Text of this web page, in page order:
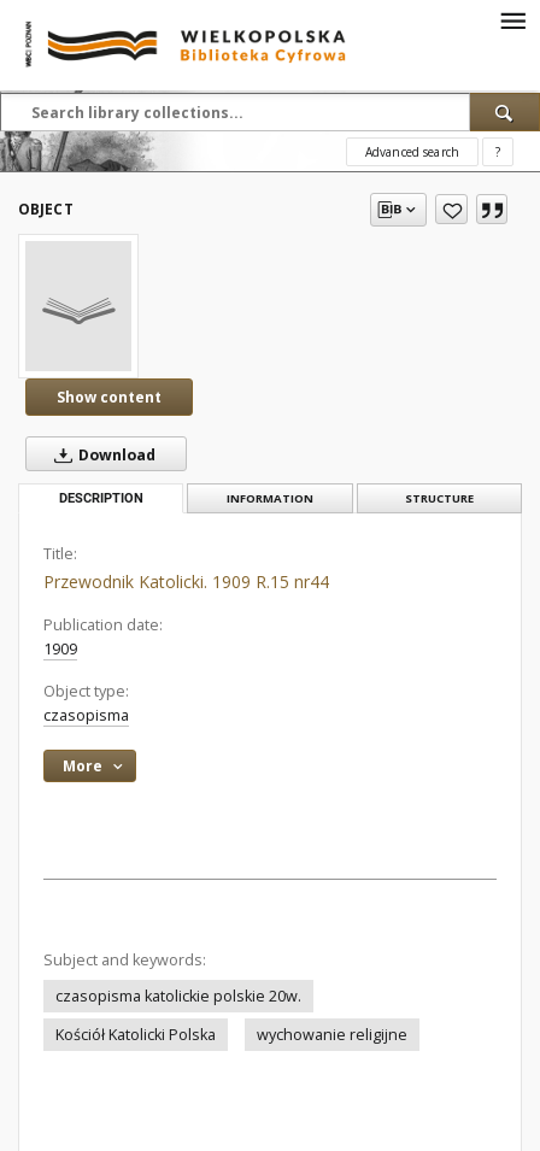
Advanced search ?
OBJECT
Show content
Download
DESCRIPTION INFORMATION STRUCTURE
Title:
Przewodnik Katolicki. 1909 R.15 nr44
Publication date:
1909
Object type:
czasopisma
More
Subject and keywords:
czasopisma katolickie polskie 20w.
Kościół Katolicki Polska
wychowanie religijne